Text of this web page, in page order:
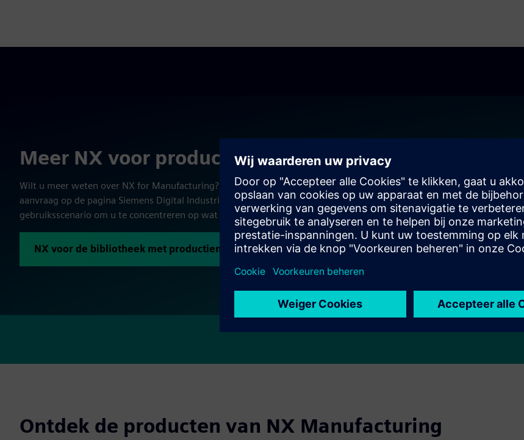
Meer NX voor productiemiddelen
Wilt u meer weten over NX for Manufacturing? Bekijk webinars, infographics en gedetailleerde informatiebronnen op
aanvraag op de pagina Siemens Digital Industries Software Resources. Zoek per branche, product, inhoudstype of
gebruiksscenario om u te concentreren op wat het belangrijkst is.
NX voor de bibliotheek met productiemiddelen
Ontdek de producten van NX Manufacturing